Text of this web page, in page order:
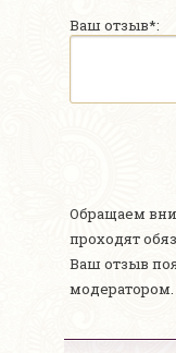
Ваш отзыв*:
Обращаем
проходят
Ваш отзыв
модератором.